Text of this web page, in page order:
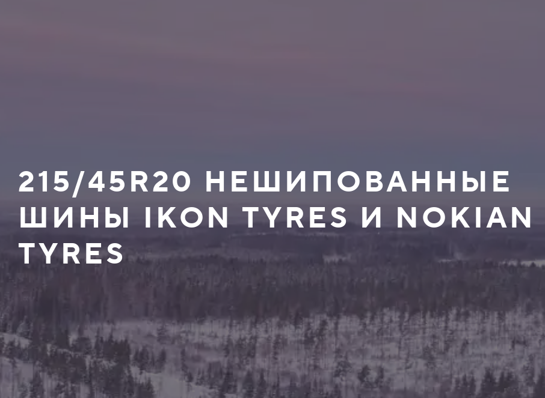
215/45R20 НЕШИПОВАННЫЕ
ШИНЫ IKON TYRES И NOKIAN
TYRES